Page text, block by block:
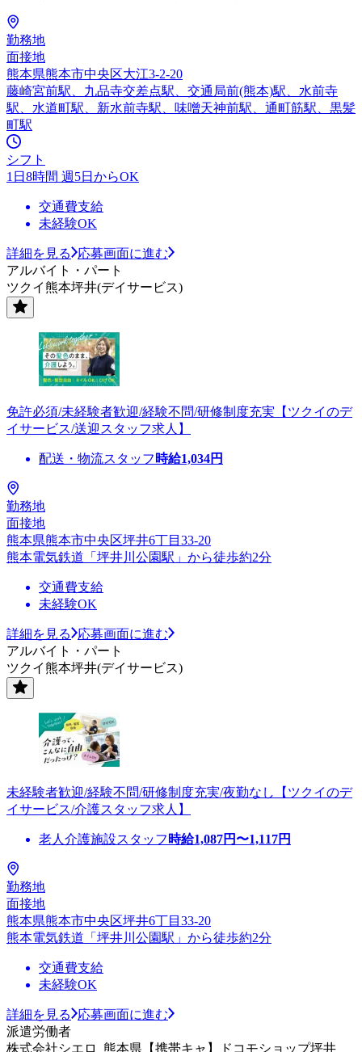
勤務地
面接地
熊本県熊本市中央区大江3-2-20
藤崎宮前駅、九品寺交差点駅、交通局前(熊本)駅、水前寺
駅、水道町駅、新水前寺駅、味噌天神前駅、通町筋駅、黒髪
町駅
シフト
1日8時間 週5日からOK
交通費支給
未経験OK
詳細を見る
応募画面に進む
アルバイト・パート
ツクイ熊本坪井(デイサービス)
免許必須/未経験者歓迎/経験不問/研修制度充実【ツクイのデ
イサービス/送迎スタッフ求人】
配送・物流スタッフ 時給1,034円
勤務地
面接地
熊本県熊本市中央区坪井6丁目33-20
熊本電気鉄道「坪井川公園駅」から徒歩約2分
交通費支給
未経験OK
詳細を見る
応募画面に進む
アルバイト・パート
ツクイ熊本坪井(デイサービス)
未経験者歓迎/経験不問/研修制度充実/夜勤なし【ツクイのデ
イサービス/介護スタッフ求人】
老人介護施設スタッフ 時給1,087円〜1,117円
勤務地
面接地
熊本県熊本市中央区坪井6丁目33-20
熊本電気鉄道「坪井川公園駅」から徒歩約2分
交通費支給
未経験OK
詳細を見る
応募画面に進む
派遣労働者
株式会社シエロ_熊本県【携帯キャ】ドコモショップ坪井